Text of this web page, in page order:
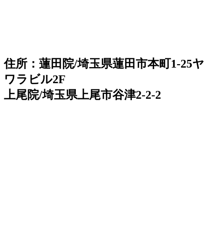
住所：蓮田院/埼玉県蓮田市本町1-25ヤ
ワラビル2F
上尾院/埼玉県上尾市谷津2-2-2